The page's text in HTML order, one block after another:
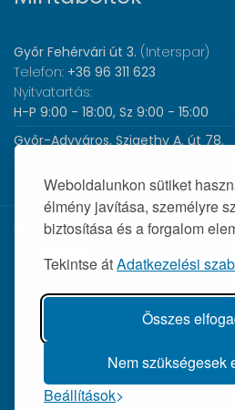
Weboldalunkon sütiket
élmény javítása, személyre
biztosítása és a forgalom
Tekintse átAdatkezelési
Összes
Nem szükségesek
Beállítások
Győr Fehérvári út 3. (Interspar)
Telefon: +36 96 311 623
Nyitvatartás:
H-P 9:00 - 18:00, Sz 9:00 - 15:00
Győr-Adyváros, Szigethy A. út 78.
Telefon:
Nyitvatartás:H-P 8:00 - 17:00
© 2026 Wolf Orvosi Műszer Kft. |